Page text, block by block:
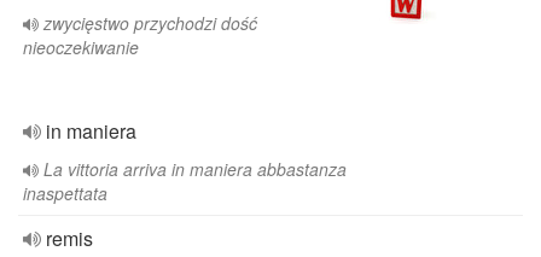
zwycięstwo przychodzi dość
nieoczekiwanie
in maniera
La vittoria arriva in maniera abbastanza
inaspettata
remis